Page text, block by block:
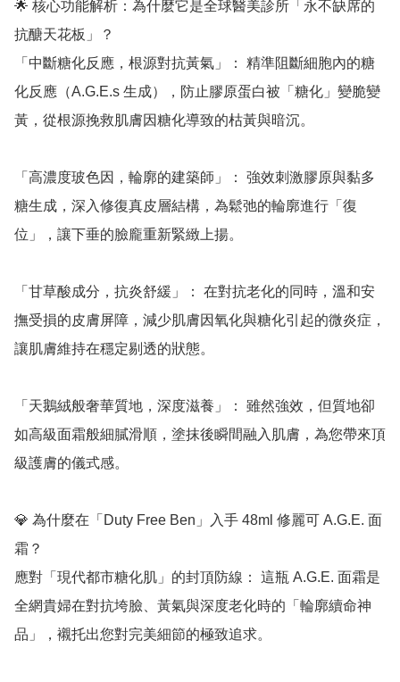
🌟 核心功能解析：為什麼它是全球醫美診所「永不缺席的
抗醣天花板」？
「中斷糖化反應，根源對抗黃氣」： 精準阻斷細胞內的糖
化反應（A.G.E.s 生成），防止膠原蛋白被「糖化」變脆變
黃，從根源挽救肌膚因糖化導致的枯黃與暗沉。
「高濃度玻色因，輪廓的建築師」： 強效刺激膠原與黏多
糖生成，深入修復真皮層結構，為鬆弛的輪廓進行「復
位」，讓下垂的臉龐重新緊緻上揚。
「甘草酸成分，抗炎舒緩」： 在對抗老化的同時，溫和安
撫受損的皮膚屏障，減少肌膚因氧化與糖化引起的微炎症，
讓肌膚維持在穩定剔透的狀態。
「天鵝絨般奢華質地，深度滋養」： 雖然強效，但質地卻
如高級面霜般細膩滑順，塗抹後瞬間融入肌膚，為您帶來頂
級護膚的儀式感。
💎 為什麼在「Duty Free Ben」入手 48ml 修麗可 A.G.E. 面
霜？
應對「現代都市糖化肌」的封頂防線： 這瓶 A.G.E. 面霜是
全網貴婦在對抗垮臉、黃氣與深度老化時的「輪廓續命神
品」，襯托出您對完美細節的極致追求。